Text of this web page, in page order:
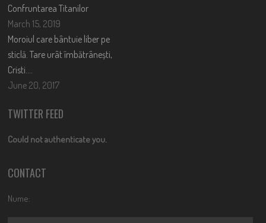
Confruntarea Titanilor
March 15, 2019
Moroiul care bântuie liber pe
sticlă. Tare urât îmbătrânești,
Cristi….
June 20, 2017
TWITTER FEED
Could not authenticate you.
CONTACT
Nume: